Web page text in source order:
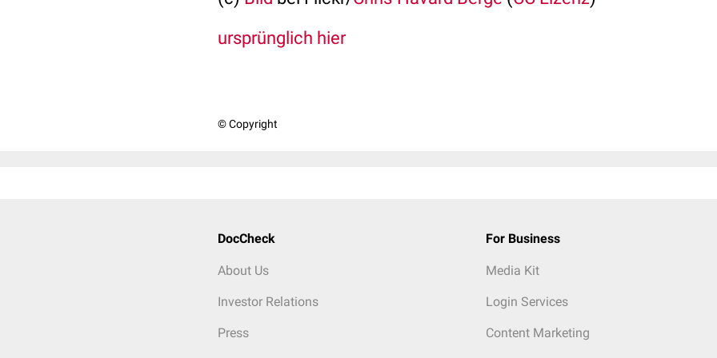
ursprünglich hier
© Copyright
DocCheck
About Us
Investor Relations
Press
For Business
Media Kit
Login Services
Content Marketing